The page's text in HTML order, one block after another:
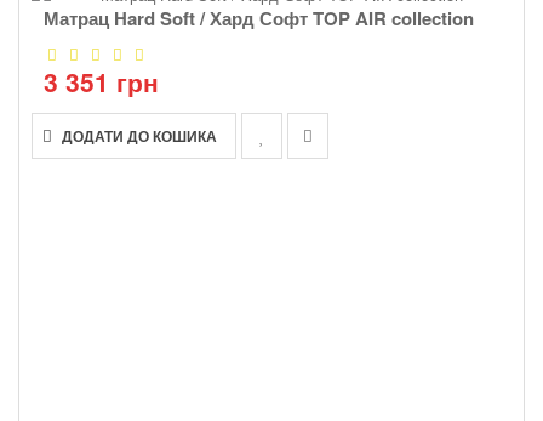
Матрац Hard Soft / Хард Софт TOP AIR collection
3 351 грн
ДОДАТИ ДО КОШИКА